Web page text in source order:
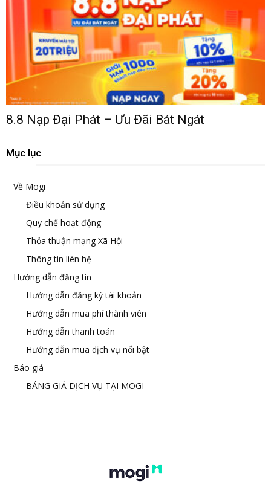
8.8 Nạp Đại Phát – Ưu Đãi Bát Ngát
Mục lục
Về Mogi
Điều khoản sử dụng
Quy chế hoạt động
Thỏa thuận mạng Xã Hội
Thông tin liên hệ
Hướng dẫn đăng tin
Hướng dẫn đăng ký tài khoản
Hướng dẫn mua phí thành viên
Hướng dẫn thanh toán
Hướng dẫn mua dịch vụ nổi bật
Báo giá
BẢNG GIÁ DỊCH VỤ TẠI MOGI